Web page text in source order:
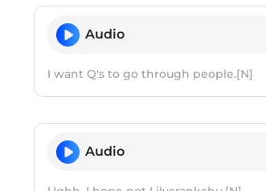
Audio
I want Q's to go through people.[N]
Audio